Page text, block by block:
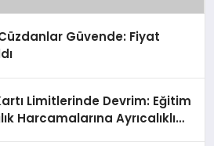
Güvende: Fiyat
Limitlerinde Devrim: Eğitim
Harcamalarına Ayrıcalıklı